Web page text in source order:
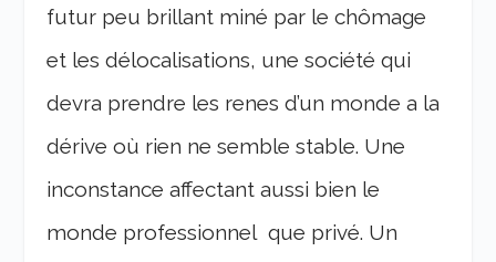
futur peu brillant miné par le chômage
et les délocalisations, une société qui
devra prendre les renes d’un monde a la
dérive où rien ne semble stable. Une
inconstance affectant aussi bien le
monde professionnel que privé. Un